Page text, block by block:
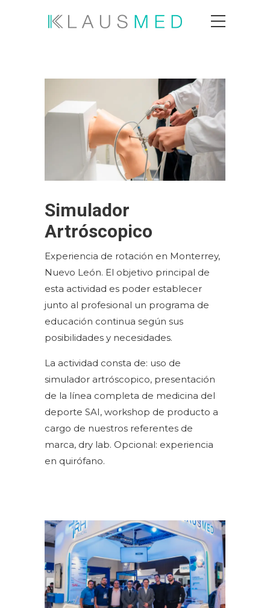
Simulador
Artróscopico
Experiencia de rotación en Monterrey,
Nuevo León. El objetivo principal de
esta actividad es poder establecer
junto al profesional un programa de
educación continua según sus
posibilidades y necesidades.
La actividad consta de: uso de
simulador artróscopico, presentación
de la línea completa de medicina del
deporte SAI, workshop de producto a
cargo de nuestros referentes de
marca, dry lab. Opcional: experiencia
en quirófano.